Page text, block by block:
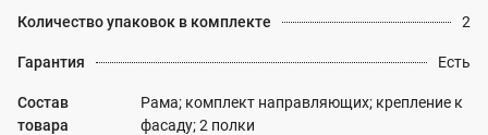
Количество упаковок в комплекте 2
Гарантия Есть
Состав
товара
Рама; комплект направляющих; крепление к
фасаду; 2 полки